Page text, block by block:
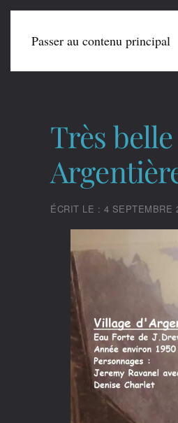
Passer au contenu principal
Très
ÉCRIT LE : 4 SEPTEMBRE